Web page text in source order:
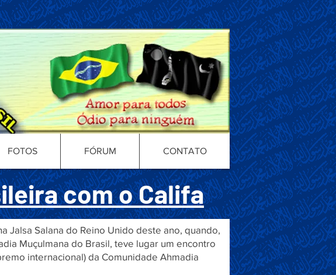
FOTOS FÓRUM CONTATO
com o Califa
Jalsa Salana do Reino Unido deste ano, quando,
Muçulmana do Brasil, teve lugar um encontro
internacional) da Comunidade Ahmadia